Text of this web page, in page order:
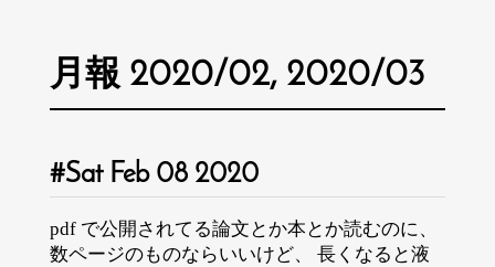
月報 2020/02, 2020/03
Sat Feb 08 2020
pdf で公開されてる論文とか本とか読むのに、
数ページのものならいいけど、 長くなると液